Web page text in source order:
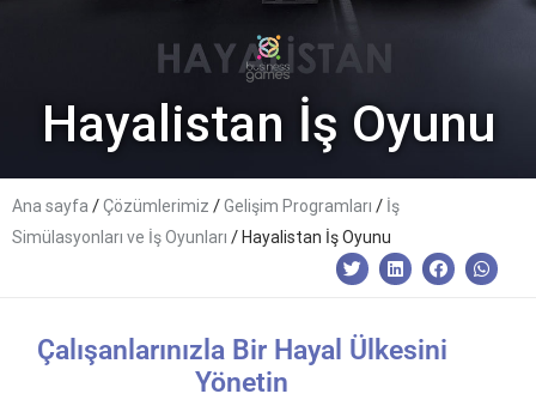
Hayalistan İş Oyunu
Ana sayfa /Çözümlerimiz /Gelişim Programları / İş
Simülasyonları ve İş Oyunları / Hayalistan İş Oyunu
Çalışanlarınızla Bir Hayal Ülkesini
Yönetin